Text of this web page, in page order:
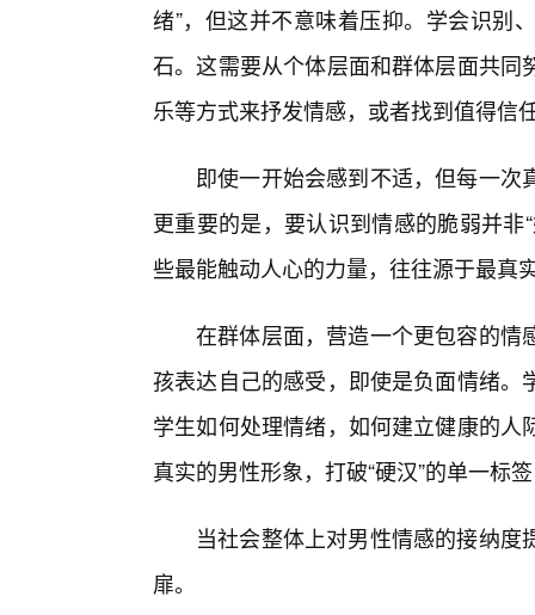
绪”，但这并不意味着压抑。学会识别
石。这需要从个体层面和群体层面共
乐等方式来抒发情感，或者找到值得信
即使一开始会感到不适，但每一
更重要的是，要认识到情感的脆弱并
些最能触动人心的力量，往往源于最真
在群体层面，营造一个更包容的情
孩表达自己的感受，即使是负面情绪
学生如何处理情绪，如何建立健康的
真实的男性形象，打破“硬汉”的单一标
当社会整体上对男性情感的接纳
扉。